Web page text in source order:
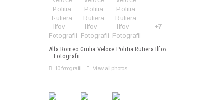
+7
Alfa Romeo Giulia Veloce Politia Rutiera Ilfov
– Fotografii
10 fotografii View all photos